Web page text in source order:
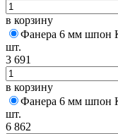
в корзину
Фанера 6 мм шпон
шт.
3 691
в корзину
Фанера 6 мм шпон
шт.
6 862